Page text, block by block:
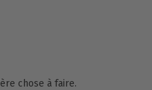
chose à faire.